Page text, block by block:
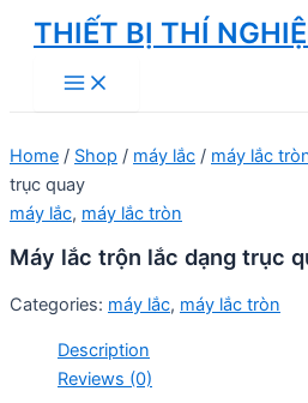
Skip
content
THIẾT BỊ THÍ
Main
Menu
Home / Shop / máy lắc / máy lắc
trục quay
máy lắc, máy lắc tròn
Máy lắc trộn lắc dạng trục
Categories: máy lắc, máy lắc tròn
Description
Reviews (0)